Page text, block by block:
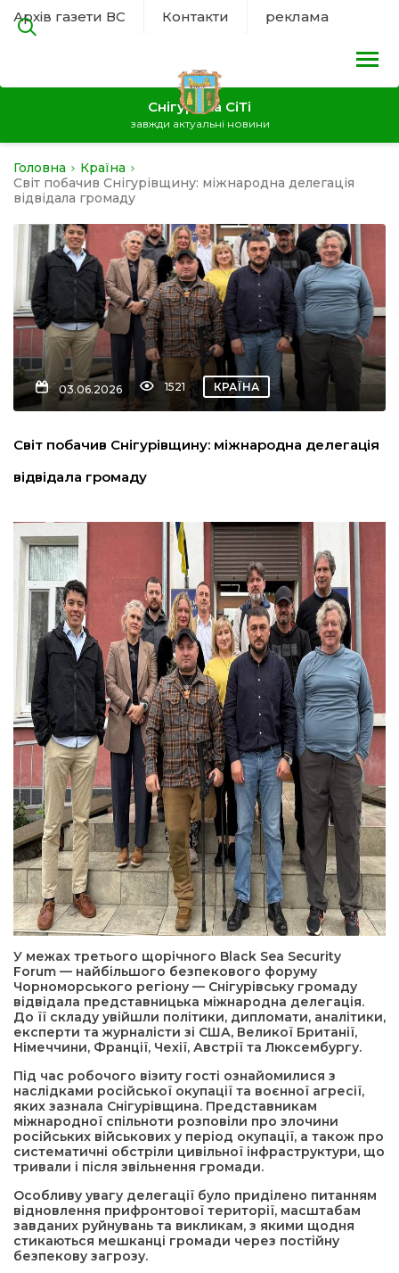
Архів газети ВС Контакти реклама
Снігурівка СіТі
завжди актуальні новини
політика
Головна
Країна
Світ побачив Снігурівщину: міжнародна делегація
відвідала громаду
03.06.2026 1521 КРАЇНА
Світ побачив Снігурівщину: міжнародна делегація
відвідала громаду
У межах третього щорічного Black Sea Security
Forum — найбільшого безпекового форуму
Чорноморського регіону — Снігурівську громаду
відвідала представницька міжнародна делегація.
До її складу увійшли політики, дипломати, аналітики,
експерти та журналісти зі США, Великої Британії,
Німеччини, Франції, Чехії, Австрії та Люксембургу.
Під час робочого візиту гості ознайомилися з
наслідками російської окупації та воєнної агресії,
яких зазнала Снігурівщина. Представникам
міжнародної спільноти розповіли про злочини
російських військових у період окупації, а також про
систематичні обстріли цивільної інфраструктури, що
тривали і після звільнення громади.
Особливу увагу делегації було приділено питанням
відновлення прифронтової території, масштабам
завданих руйнувань та викликам, з якими щодня
стикаються мешканці громади через постійну
безпекову загрозу.